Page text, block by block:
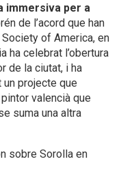
immersiva per a
de l’acord que han
of America, en
ha celebrat l’obertura
de la ciutat, i ha
projecte que
valencià que
suma una altra